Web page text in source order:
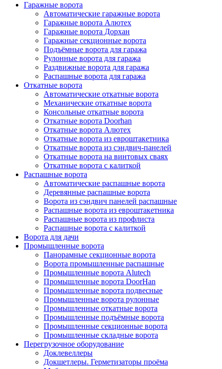
Гаражные ворота
Автоматические гаражные ворота
Гаражные ворота Алютех
Гаражные ворота Дорхан
Гаражные секционные ворота
Подъёмные ворота для гаража
Рулонные ворота для гаража
Раздвижные ворота для гаража
Распашные ворота для гаража
Откатные ворота
Автоматические откатные ворота
Механические откатные ворота
Консольные откатные ворота
Откатные ворота Doorhan
Откатные ворота Алютех
Откатные ворота из евроштакетника
Откатные ворота из сэндвич-панелей
Откатные ворота на винтовых сваях
Откатные ворота с калиткой
Распашные ворота
Автоматические распашные ворота
Деревянные распашные ворота
Ворота из сэндвич панелей распашные
Распашные ворота из евроштакетника
Распашные ворота из профлиста
Распашные ворота с калиткой
Ворота для дачи
Промышленные ворота
Панорамные секционные ворота
Ворота промышленные распашные
Промышленные ворота Alutech
Промышленные ворота DoorHan
Промышленные ворота подвесные
Промышленные ворота рулонные
Промышленные откатные ворота
Промышленные подъёмные ворота
Промышленные секционные ворота
Промышленные складные ворота
Перегрузочное оборудование
Доклевеллеры
Докшетлеры. Герметизаторы проёма